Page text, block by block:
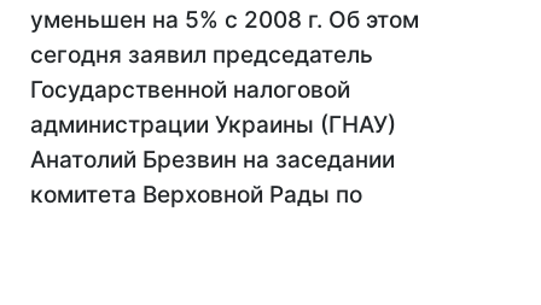
уменьшен на 5% с 2008 г. Об этом
сегодня заявил председатель
Государственной налоговой
администрации Украины (ГНАУ)
Анатолий Брезвин на заседании
комитета Верховной Рады по